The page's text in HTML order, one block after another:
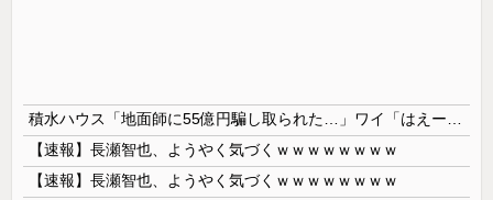
【速報】長瀬智也、ようやく気づくｗｗｗｗｗｗｗｗ
【速報】長瀬智也、ようやく気づくｗｗｗｗｗｗｗｗ